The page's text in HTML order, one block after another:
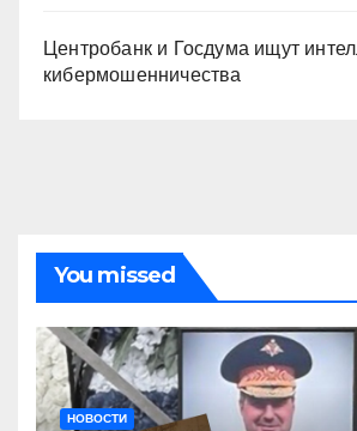
Центробанк и Госдума ищут
кибермошенничества
You missed
НОВОСТИ